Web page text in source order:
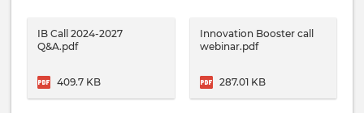
IB Call 2024-2027
Q&A.pdf
409.7 KB
Innovation Booster call
webinar.pdf
287.01 KB